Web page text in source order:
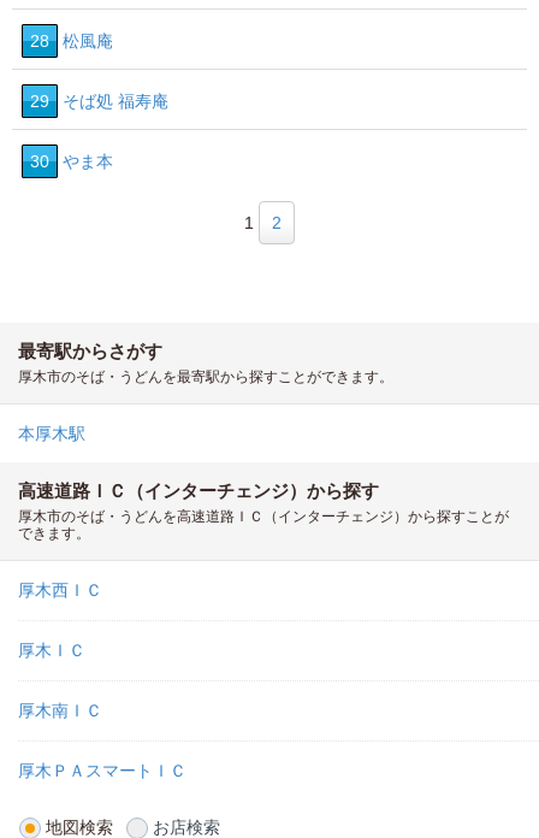
28 松風庵
29 そば処 福寿庵
30 やま本
1 2
最寄駅からさがす
厚木市のそば・うどんを最寄駅から探すことができます。
本厚木駅
高速道路ＩＣ（インターチェンジ）から探す
厚木市のそば・うどんを高速道路ＩＣ（インターチェンジ）から探すことが
できます。
厚木西ＩＣ
厚木ＩＣ
厚木南ＩＣ
厚木ＰＡスマートＩＣ
地図検索 お店検索